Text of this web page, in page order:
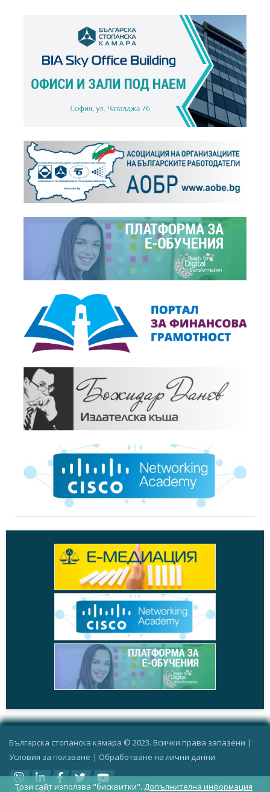
Българска стопанска камара © 2023. Всички права запазени |
Условия за ползване | Oбработване на лични данни
Този сайт използва "бисквитки". Допълнителна информация